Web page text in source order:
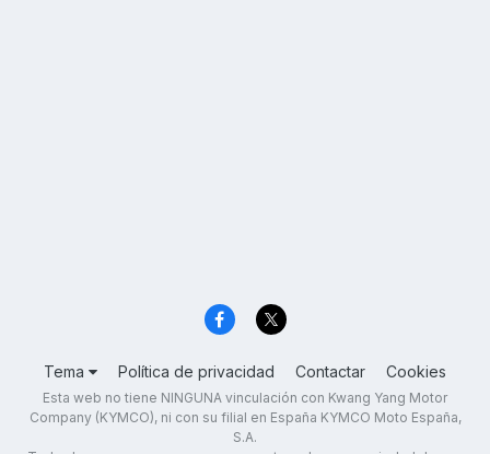
Tema Política de privacidad Contactar Cookies
Esta web no tiene NINGUNA vinculación con Kwang Yang Motor
Company (KYMCO), ni con su filial en España KYMCO Moto España,
S.A.